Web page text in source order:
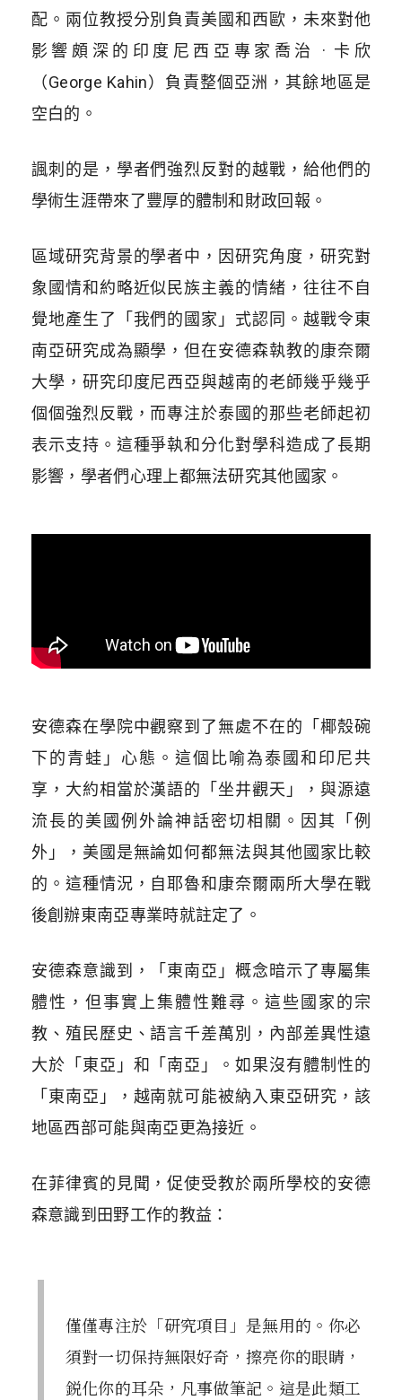
配。兩位教授分別負責美國和西歐，未來對他
影響頗深的印度尼西亞專家喬治 · 卡欣
（George Kahin）負責整個亞洲，其餘地區是
空白的。
諷刺的是，學者們強烈反對的越戰，給他們的
學術生涯帶來了豐厚的體制和財政回報。
區域研究背景的學者中，因研究角度，研究對
象國情和約略近似民族主義的情緒，往往不自
覺地產生了「我們的國家」式認同。越戰令東
南亞研究成為顯學，但在安德森執教的康奈爾
大學，研究印度尼西亞與越南的老師幾乎幾乎
個個強烈反戰，而專注於泰國的那些老師起初
表示支持。這種爭執和分化對學科造成了長期
影響，學者們心理上都無法研究其他國家。
安德森在學院中觀察到了無處不在的「椰殼碗
下的青蛙」心態。這個比喻為泰國和印尼共
享，大約相當於漢語的「坐井觀天」，與源遠
流長的美國例外論神話密切相關。因其「例
外」，美國是無論如何都無法與其他國家比較
的。這種情況，自耶魯和康奈爾兩所大學在戰
後創辦東南亞專業時就註定了。
安德森意識到，「東南亞」概念暗示了專屬集
體性，但事實上集體性難尋。這些國家的宗
教、殖民歷史、語言千差萬別，內部差異性遠
大於「東亞」和「南亞」。如果沒有體制性的
「東南亞」，越南就可能被納入東亞研究，該
地區西部可能與南亞更為接近。
在菲律賓的見聞，促使受教於兩所學校的安德
森意識到田野工作的教益：
僅僅專注於「研究項目」是無用的。你必
須對一切保持無限好奇，擦亮你的眼睛，
鋭化你的耳朵，凡事做筆記。這是此類工